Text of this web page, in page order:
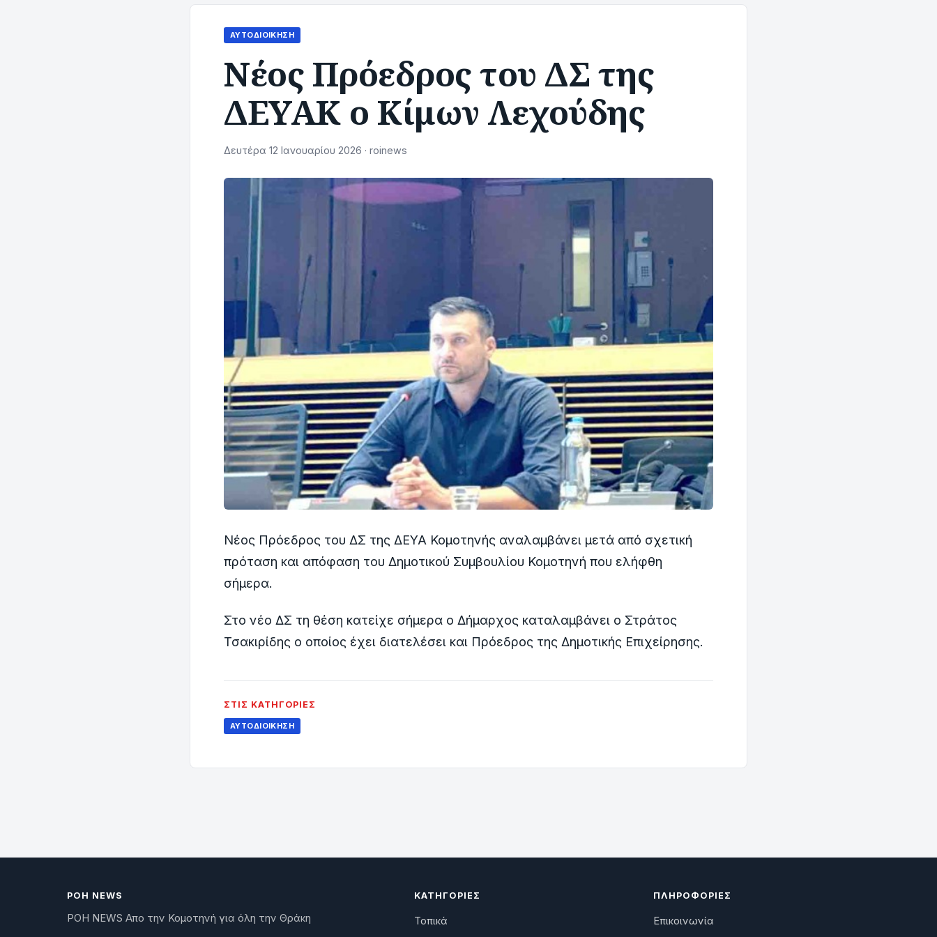
ΑΥΤΟΔΙΟΊΚΗΣΗ
Nέος Πρόεδρος του ΔΣ της
ΔΕΥΑΚ ο Κίμων Λεχούδης
Δευτέρα 12 Ιανουαρίου 2026 · roinews
Νέος Πρόεδρος του ΔΣ της ΔΕΥΑ Κομοτηνής αναλαμβάνει μετά από σχετική
πρόταση και απόφαση του Δημοτικού Συμβουλίου Κομοτηνή που ελήφθη
σήμερα.
Στο νέο ΔΣ τη θέση κατείχε σήμερα ο Δήμαρχος καταλαμβάνει ο Στράτος
Τσακιρίδης ο οποίος έχει διατελέσει και Πρόεδρος της Δημοτικής Επιχείρησης.
ΣΤΙΣ ΚΑΤΗΓΟΡΊΕΣ
ΑΥΤΟΔΙΟΊΚΗΣΗ
ΡΟΗ NEWS
ΡΟΗ NEWS Απο την Κομοτηνή για όλη την Θράκη
ΚΑΤΗΓΟΡΊΕΣ
Τοπικά
ΠΛΗΡΟΦΟΡΊΕΣ
Επικοινωνία